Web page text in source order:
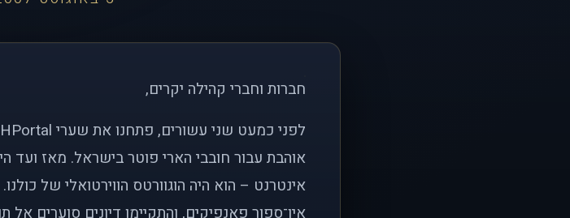
חברות וחברי קהילה יקרים,
אוהבת עבור חובבי הארי פוטר בישראל. מאז ועד
אינטרנט – הוא היה הוגוורטס הווירטואלי של
אין־ספור פאנפיקים, והתקיימו דיונים סוערים אל